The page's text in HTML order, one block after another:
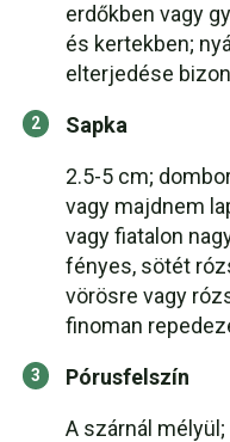
erdőkben vagy
és kertekben;
elterjedése
Sapka
2.5-5 cm;
vagy majdnem
vagy fiatalon
fényes, sötét
vörösre vagy
finoman
Pórusfelszín
A szárnál